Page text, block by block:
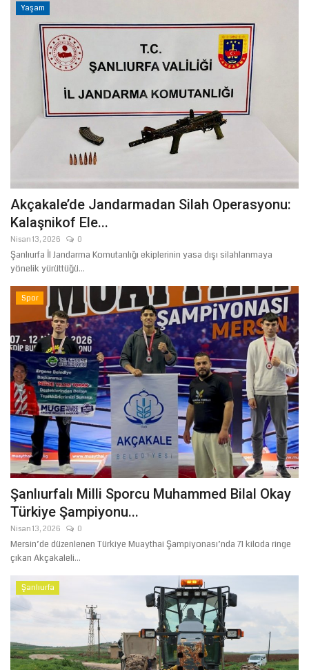
Yaşam
Akçakale’de Jandarmadan Silah Operasyonu:
Kalaşnikof Ele...
Nisan 13, 2026 0
Şanlıurfa İl Jandarma Komutanlığı ekiplerinin yasa dışı silahlanmaya
yönelik yürüttüğü...
Spor
Şanlıurfalı Milli Sporcu Muhammed Bilal Okay
Türkiye Şampiyonu...
Nisan 13, 2026 0
Mersin’de düzenlenen Türkiye Muaythai Şampiyonası’nda 71 kiloda ringe
çıkan Akçakaleli...
Şanlıurfa